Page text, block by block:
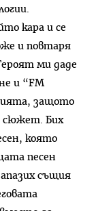
кара и се
и повтаря
ми даде
и “FM
защото
сюжет. Бих
която
песен
същия